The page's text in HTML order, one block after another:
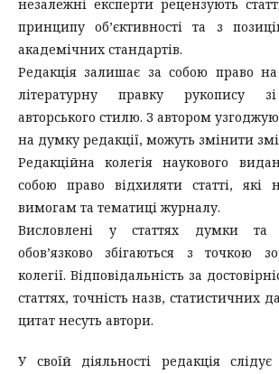
незалежні експерти рецензують
принципу об’єктивності та з
академічних стандартів.
Редакція залишає за собою право на
літературну правку рукопису
авторського стилю. З автором
на думку редакції, можуть змінити
Редакційна колегія наукового
собою право відхиляти статті, які
вимогам та тематиці журналу.
Висловлені у статтях думки та
обов’язково збігаються з точкою
колегії. Відповідальність за
статтях, точність назв, статистичних
цитат несуть автори.
У своїй діяльності редакція